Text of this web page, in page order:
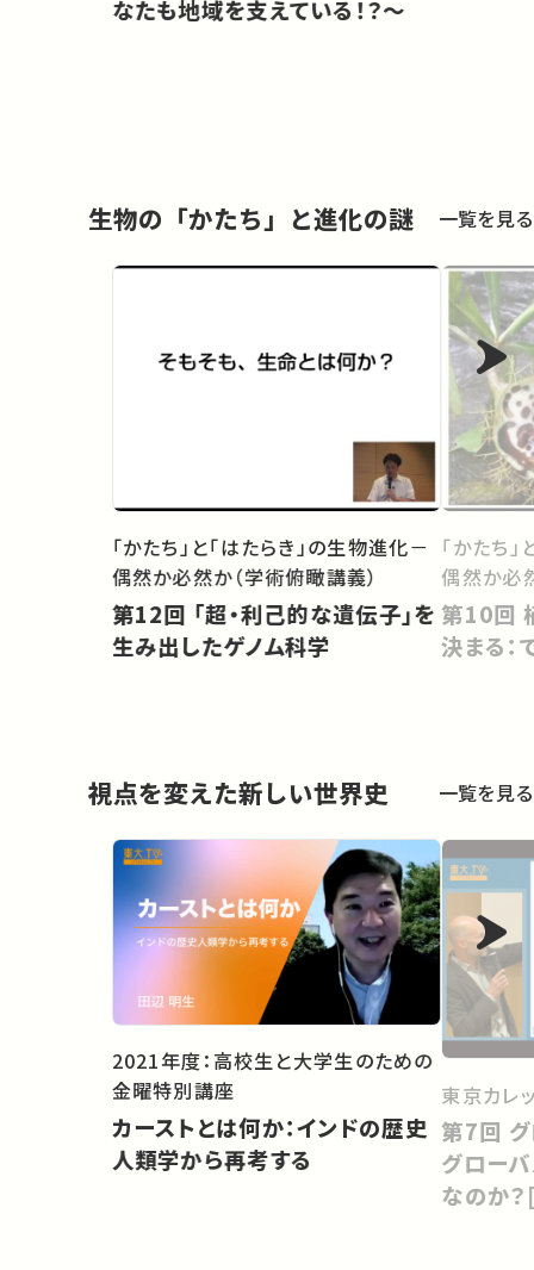
なたも地域を支えている！？～
生物の「かたち」と進化の謎 一覧を見る
「かたち」と「はたらき」の生物進化－
偶然か必然か（学術俯瞰講義）
第12回 「超・利己的な遺伝子」を
生み出したゲノム科学
「かたち
偶然か必
第10回 植物の＜見かけ＞はどう
決まる：
視点を変えた新しい世界史 一覧を見る
2021年度：高校生と大学生のための
金曜特別講座
カーストとは何か：インドの歴史
人類学から再考する
東京カレ
第7回 グローバルヒストリー：1.
グロー
なのか